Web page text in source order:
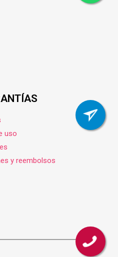
uso
y reembolsos